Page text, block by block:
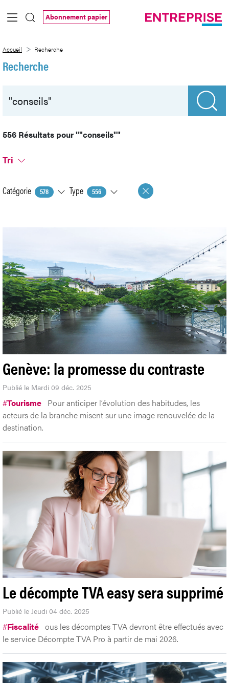
Saut au contenu principal
Abonnement papier
Accueil Recherche
Recherche
556 Résultats pour""conseils""
Tri
Catégorie 578 Type 556
Genève: la promesse du contraste
Publié le Mardi 09 déc. 2025
#Tourisme Pour anticiper l’évolution des habitudes, les
acteurs de la branche misent sur une image renouvelée de la
destination.
Le décompte TVA easy sera supprimé
Publié le Jeudi 04 déc. 2025
#Fiscalité ous les décomptes TVA devront être effectués avec
le service Décompte TVA Pro à partir de mai 2026.